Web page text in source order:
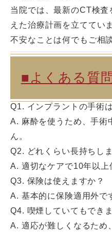
当院では、最新のCT検
えた治療計画を立ててい
不安なことは何でもご相
■よくある質
Q1. インプラントの手術
A. 麻酔を使うため、手術
ん。
Q2. どれくらい長持ちし
A. 適切なケアで10年以上
Q3. 保険は使えますか？
A. 基本的に保険適用外で
Q4. 喫煙していてもでき
A. 適応が難しくなるため